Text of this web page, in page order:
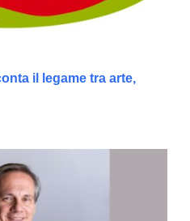
il legame tra arte,